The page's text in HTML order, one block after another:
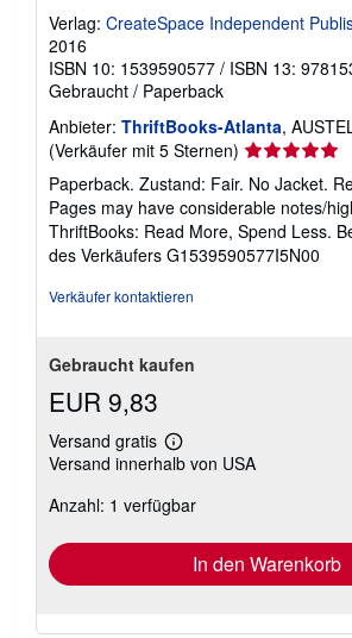
Verlag: CreateSpace Independent
2016
ISBN 10: 1539590577 / ISBN 13:
Gebraucht / Paperback
Anbieter: ThriftBooks-Atlanta,
(Verkäufer mit 5 Sternen)
5
von
5
Sternen
Paperback. Zustand: Fair. No Jacket.
Pages may have considerable notes/
ThriftBooks: Read More, Spend Less.
des Verkäufers G1539590577I5N00
Verkäufer kontaktieren
Gebraucht kaufen
EUR 9,83
Versand gratis
Weitere
Informationen
Versandkosten
Versand innerhalb von USA
Anzahl: 1 verfügbar
In den Warenkorb